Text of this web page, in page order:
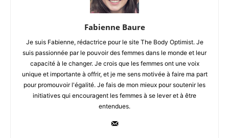
Fabienne Baure
Je suis Fabienne, rédactrice pour le site The Body Optimist. Je
suis passionnée par le pouvoir des femmes dans le monde et leur
capacité à le changer. Je crois que les femmes ont une voix
unique et importante à offrir, et je me sens motivée à faire ma part
pour promouvoir l'égalité. Je fais de mon mieux pour soutenir les
initiatives qui encouragent les femmes à se lever et à être
entendues.